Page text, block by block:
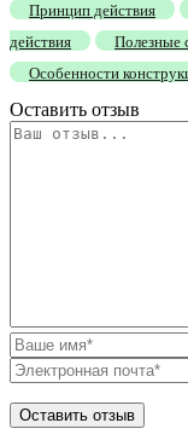
Принцип действия
действия
Полезные
Особенности
Оставить отзыв